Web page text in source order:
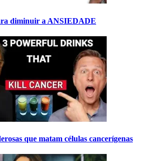
diminuir a ANSIEDADE
que matam células cancerígenas